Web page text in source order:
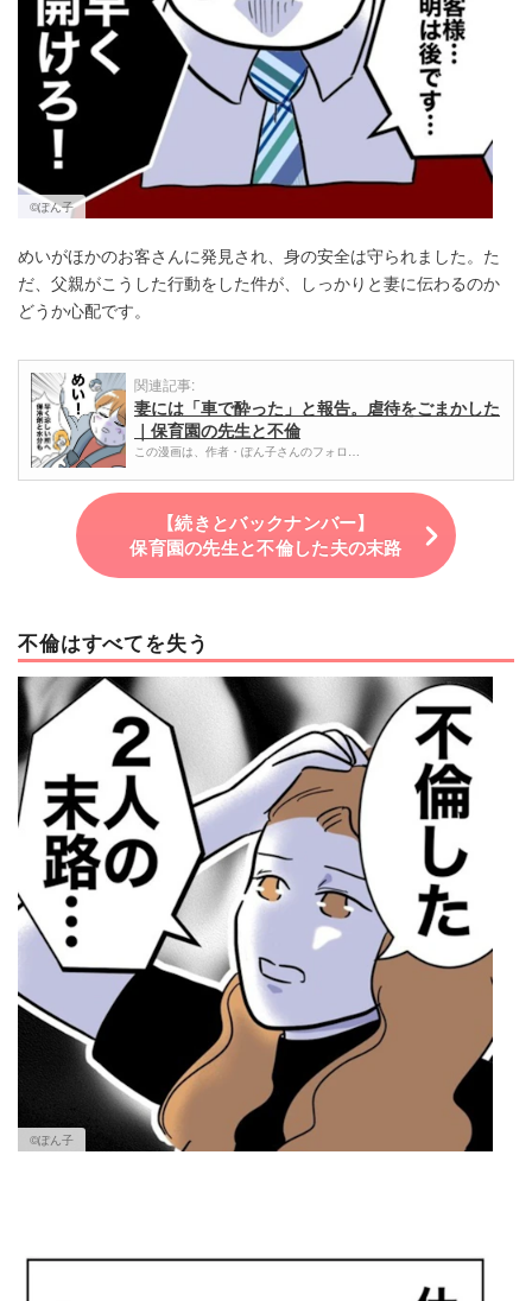
©︎ぽん子
めいがほかのお客さんに発見され、身の安全は守られました。た
だ、父親がこうした行動をした件が、しっかりと妻に伝わるのか
どうか心配です。
関連記事:
妻には「車で酔った」と報告。虐待をごまかした
｜保育園の先生と不倫
この漫画は、作者・ぽん子さんのフォロ…
【続きとバックナンバー】
保育園の先生と不倫した夫の末路
不倫はすべてを失う
©︎ぽん子